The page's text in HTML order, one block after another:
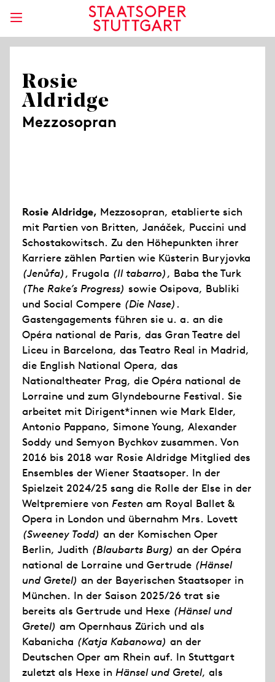
Rosie
Aldridge
Mezzosopran
Rosie Aldridge, Mezzosopran, etablierte sich
mit Partien von Britten, Janáček, Puccini und
Schostakowitsch. Zu den Höhepunkten ihrer
Karriere zählen Partien wie Küsterin Buryjovka
(Jenůfa), Frugola (Il tabarro), Baba the Turk
(The Rake’s Progress) sowie Osipova, Bubliki
und Social Compere (Die Nase) .
Gastengagements führen sie u. a. an die
Opéra national de Paris, das Gran Teatre del
Liceu in Barcelona, das Teatro Real in Madrid,
die English National Opera, das
Nationaltheater Prag, die Opéra national de
Lorraine und zum Glyndebourne Festival. Sie
arbeitet mit Dirigent*innen wie Mark Elder,
Antonio Pappano, Simone Young, Alexander
Soddy und Semyon Bychkov zusammen. Von
2016 bis 2018 war Rosie Aldridge Mitglied des
Ensembles der Wiener Staatsoper. In der
Spielzeit 2024/25 sang die Rolle der Else in der
Weltpremiere von Festen am Royal Ballet &
Opera in London und übernahm Mrs. Lovett
(Sweeney Todd) an der Komischen Oper
Berlin, Judith (Blaubarts Burg) an der Opéra
national de Lorraine und Gertrude (Hänsel
und Gretel) an der Bayerischen Staatsoper in
München. In der Saison 2025/26 trat sie
bereits als Gertrude und Hexe (Hänsel und
Gretel) am Opernhaus Zürich und als
Kabanicha (Katja Kabanowa) an der
Deutschen Oper am Rhein auf. In Stuttgart
zuletzt als Hexe in Hänsel und Gretel, als